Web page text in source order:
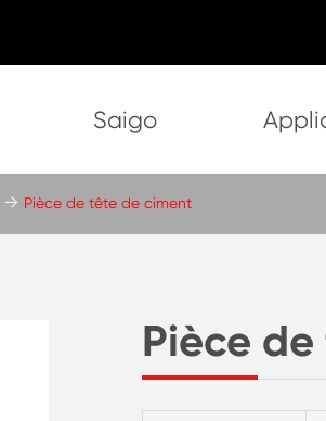
Saigo
Pièce
Pièce de tête de ciment